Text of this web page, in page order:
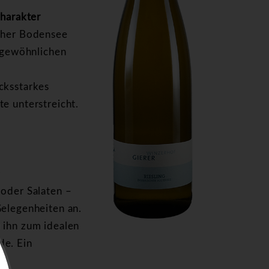
Bodensee
unterstreicht.
Salaten –
an.
ihn zum idealen
Ein